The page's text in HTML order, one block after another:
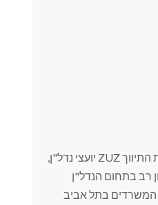
רועי נגר, הבעלים של חברת התיווך ZUZ יועצי נדל"ן,
רב בתחום הנדל"ן
בתל אביב